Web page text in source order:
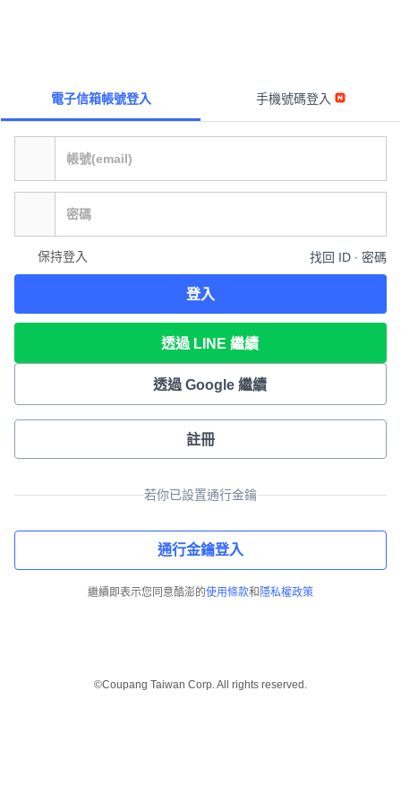
電子信箱帳號登入 手機號碼登入
保持登入 找回 ID ∙ 密碼
登入
透過 LINE 繼續
透過 Google 繼續
註冊
若你已設置通行金鑰
通行金鑰登入
繼續即表示您同意酷澎的使用條款和 隱私權政策
©Coupang Taiwan Corp. All rights reserved.